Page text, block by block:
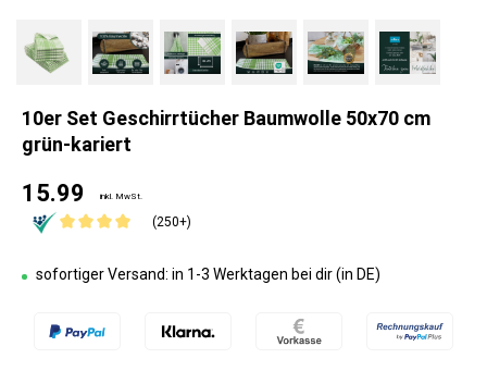
10er Set Geschirrtücher Baumwolle 50x70 cm
grün-kariert
15.99 inkl. MwSt.
(250+)
sofortiger Versand: in 1-3 Werktagen bei dir (in DE)